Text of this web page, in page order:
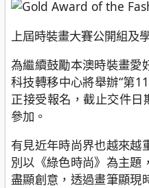
上屆時裝畫大賽公開組及
為繼續鼓勵本澳時裝畫愛
科技轉移中心將舉辦“第
正接受報名，截止交件
參加。
有見近年時尚界也越來越
別以《綠色時尚》為主題
盡顯創意，透過畫筆顯現